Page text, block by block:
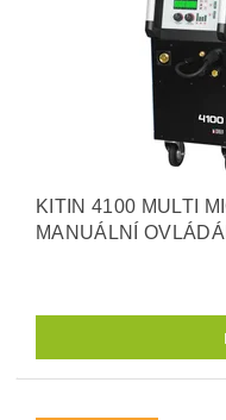
KITIN 4100 MULTI
MANUÁLNÍ